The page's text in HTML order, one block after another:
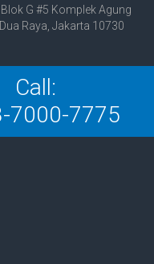
G #5 Komplek Agung
Raya, Jakarta 10730
Call:
7000-7775